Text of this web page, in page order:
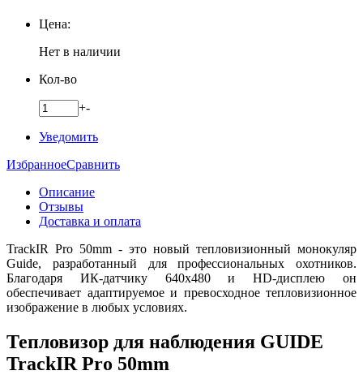
Цена:
Нет в наличии
Кол-во
+-
Уведомить
ИзбранноеСравнить
Описание
Отзывы
Доставка и оплата
TrackIR Pro 50mm - это новый тепловизионный монокуляр
Guide, разработанный для профессиональных охотников.
Благодаря ИК-датчику 640x480 и HD-дисплею он
обеспечивает адаптируемое и превосходное тепловизионное
изображение в любых условиях.
Тепловизор для наблюдения GUIDE
TrackIR Pro 50mm